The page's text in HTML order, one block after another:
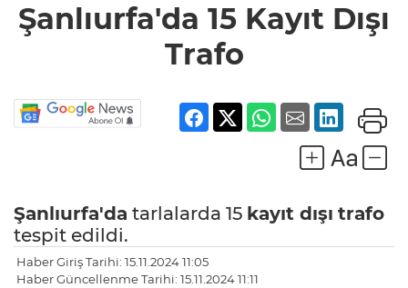
Şanlıurfa'da 15 Kayıt Dışı
Trafo
Şanlıurfa'da tarlalarda 15 kayıt dışı trafo
tespit edildi.
Haber Giriş Tarihi: 15.11.2024 11:05
Haber Güncellenme Tarihi: 15.11.2024 11:11